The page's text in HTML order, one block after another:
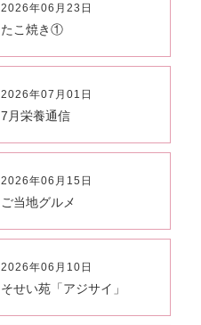
2026年06月23日
たこ焼き①
2026年07月01日
7月栄養通信
2026年06月15日
ご当地グルメ
2026年06月10日
そせい苑「アジサイ」